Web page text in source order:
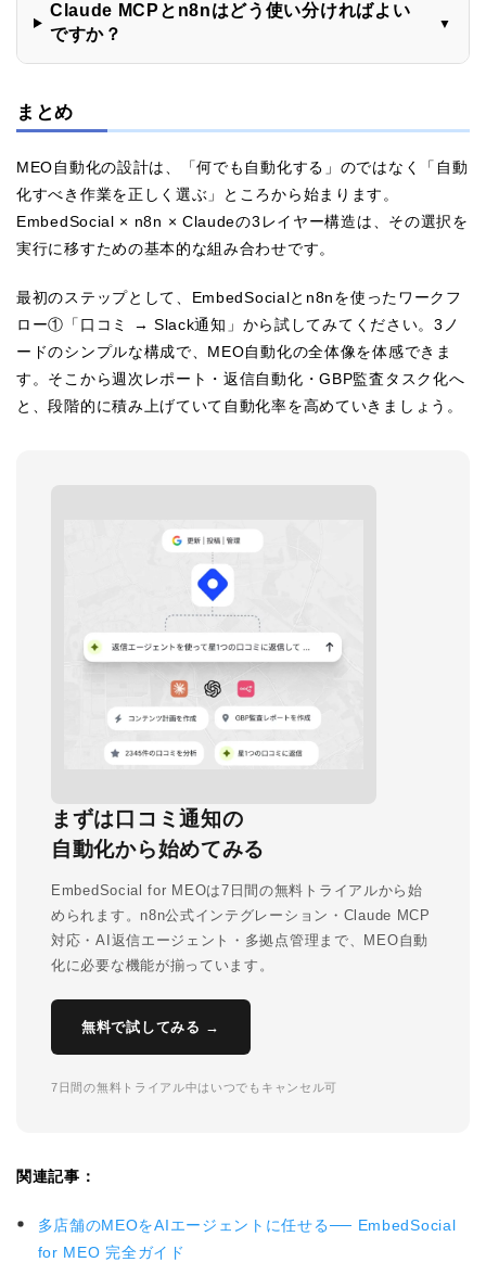
Claude MCPとn8nはどう使い分ければよい
ですか？
▼
まとめ
MEO自動化の設計は、「何でも自動化する」のではなく「自動
化すべき作業を正しく選ぶ」ところから始まります。
EmbedSocial × n8n × Claudeの3レイヤー構造は、その選択を
実行に移すための基本的な組み合わせです。
最初のステップとして、EmbedSocialとn8nを使ったワークフ
ロー①「口コミ → Slack通知」から試してみてください。3ノ
ードのシンプルな構成で、MEO自動化の全体像を体感できま
す。そこから週次レポート・返信自動化・GBP監査タスク化へ
と、段階的に積み上げていて自動化率を高めていきましょう。
まずは口コミ通知の
自動化から始めてみる
EmbedSocial for MEOは7日間の無料トライアルから始
められます。n8n公式インテグレーション・Claude MCP
対応・AI返信エージェント・多拠点管理まで、MEO自動
化に必要な機能が揃っています。
無料で試してみる →
7日間の無料トライアル中はいつでもキャンセル可
関連記事：
多店舗のMEOをAIエージェントに任せる── EmbedSocial
for MEO 完全ガイド